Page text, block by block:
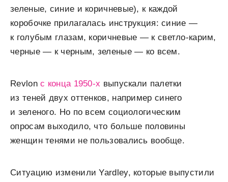
зеленые, синие и коричневые), к каждой
коробочке прилагалась инструкция: синие —
к голубым глазам, коричневые — к светло-карим,
черные — к черным, зеленые — ко всем.
Revlonс конца 1950-х выпускали палетки
из теней двух оттенков, например синего
и зеленого. Но по всем социологическим
опросам выходило, что больше половины
женщин тенями не пользовались вообще.
Ситуацию изменили Yardley, которые выпустили